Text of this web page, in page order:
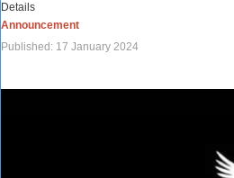
Details
Announcement
Published: 17 January 2024